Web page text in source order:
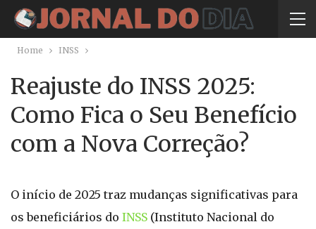
Home INSS
Reajuste do INSS 2025:
Como Fica o Seu Benefício
com a Nova Correção?
O início de 2025 traz mudanças significativas para
os beneficiários do INSS (Instituto Nacional do